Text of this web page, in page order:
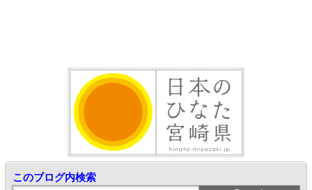
このブログ内検索